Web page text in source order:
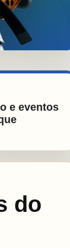
e eventos
do